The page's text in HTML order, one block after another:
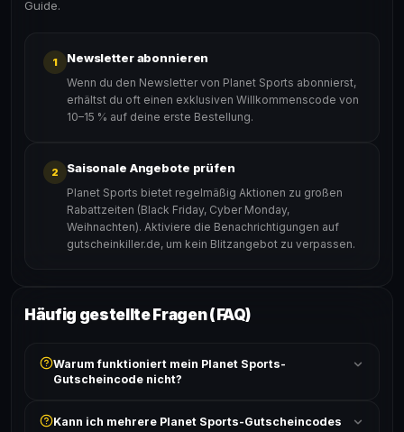
Guide.
1 Newsletter abonnieren
Wenn du den Newsletter von Planet Sports abonnierst,
erhältst du oft einen exklusiven Willkommenscode von
10–15 % auf deine erste Bestellung.
2 Saisonale Angebote prüfen
Planet Sports bietet regelmäßig Aktionen zu großen
Rabattzeiten (Black Friday, Cyber Monday,
Weihnachten). Aktiviere die Benachrichtigungen auf
gutscheinkiller.de, um kein Blitzangebot zu verpassen.
Häufig gestellte Fragen (FAQ)
Warum funktioniert mein Planet Sports-
Gutscheincode nicht?
ist und ob der Code nicht für bereits reduzierte Artikel
Kann ich mehrere Planet Sports-Gutscheincodes